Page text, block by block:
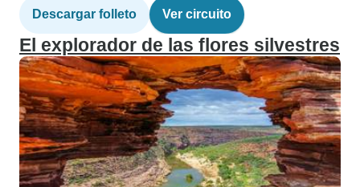
Descargar folleto Ver circuito
El explorador de las flores silvestres